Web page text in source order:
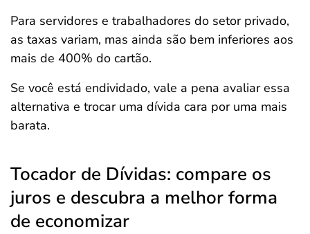
Para servidores e trabalhadores do setor privado,
as taxas variam, mas ainda são bem inferiores aos
mais de 400% do cartão.
Se você está endividado, vale a pena avaliar essa
alternativa e trocar uma dívida cara por uma mais
barata.
Tocador de Dívidas: compare os
juros e descubra a melhor forma
de economizar